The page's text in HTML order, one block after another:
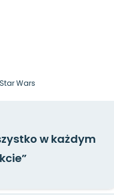
Star Wars
w każdym